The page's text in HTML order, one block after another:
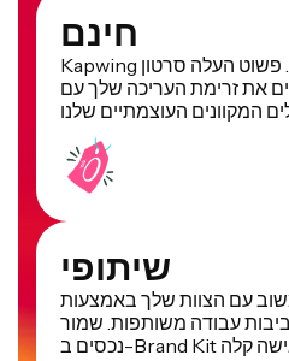
חינם
Kapwing לגמרי חינמי להתחלה. פשוט העלה סרטון
את זרימת העריכה שלך עם
שיתופי
עם הצוות שלך באמצעות
עבודה משותפות. שמור